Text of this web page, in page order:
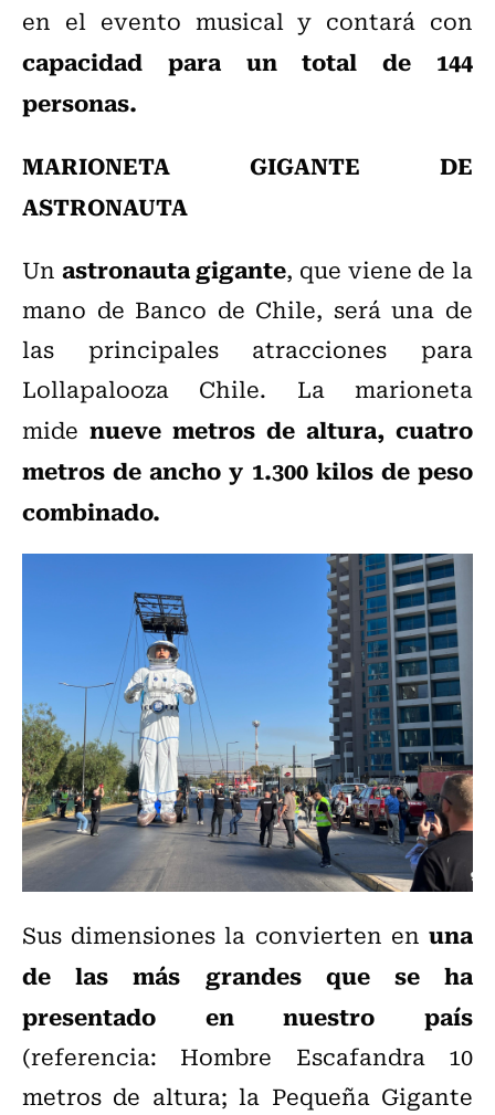
en el evento musical y contará con
capacidad para un total de 144
personas.
MARIONETA GIGANTE DE
ASTRONAUTA
Un astronauta gigante, que viene de la
mano de Banco de Chile, será una de
las principales atracciones para
Lollapalooza Chile. La marioneta
mide nueve metros de altura, cuatro
metros de ancho y 1.300 kilos de peso
combinado.
Sus dimensiones la convierten en una
de las más grandes que se ha
presentado en nuestro país
(referencia: Hombre Escafandra 10
metros de altura; la Pequeña Gigante